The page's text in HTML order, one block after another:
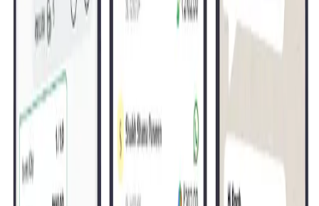
সমস্ত কাউন্টারে স্টক আপডেট — Saarthi ও মূল POS — তাৎক্ষণিকভাবে।
প্রতিটি ইনভয়েসে আপনার লোগো, রং ও ফরম্যাট।
নিরাপদ লোকাল-নেটওয়ার্ক অপারেশন
Saarthi শুধুমাত্র আপনার সার্ভারের মতো একই নেটওয়ার্কে কাজ করে — অনুমতি ছাড়া
ডেটা বাইরে যায় না।